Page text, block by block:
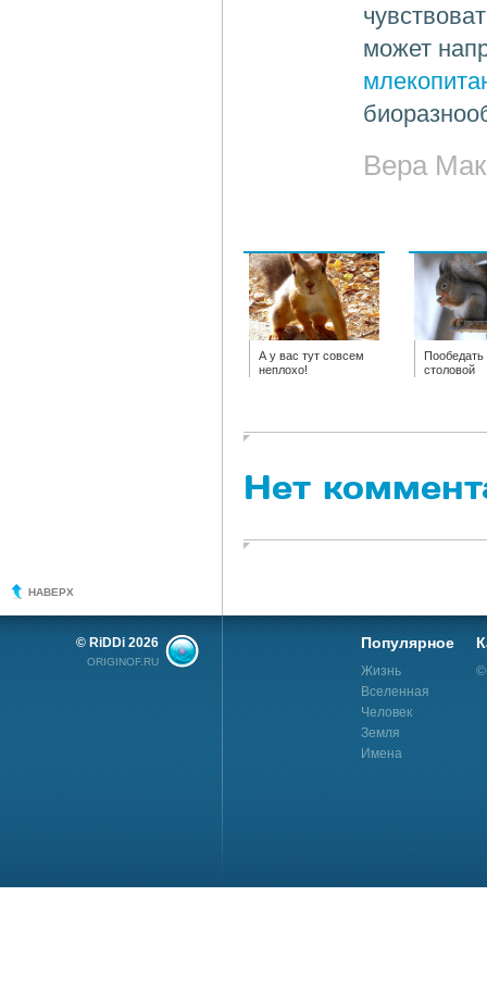
может
Вера
А у вас тут совсем
неплохо!
столовой
Нет
НАВЕРХ
© RiDDi 2026
ORIGINOF.RU
Популярное
Жизнь
Вселенная
Человек
Земля
Имена
©